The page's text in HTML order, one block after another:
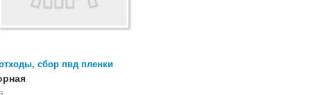
сбор пвд пленки